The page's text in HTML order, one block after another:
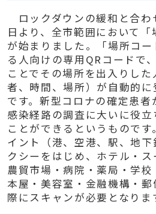
ロックダウンの緩和と合わ
日より、全市範囲において
が始まりました。「場所コ
る人向けの専用 QR コードで
ことでその場所を出入りし
者、時間、場所）が自動的
です。新型コロナの確定患者
感染経路の調査に大いに役
ことができるというもので
イント（港、空港、駅、地
クシーをはじめ、ホテル・ス
農貿市場・病院・薬局・学校
本屋・美容室・金融機構・
際にスキャンが必要となりま